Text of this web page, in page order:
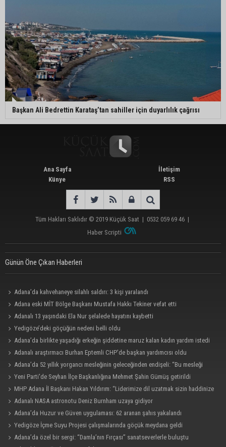
Başkan Ali Bedrettin Karataş’tan sahiller için duyarlılık çağrısı
Ana Sayfa
Künye
İletişim
RSS
Tüm Hakları Saklıdır © 2019 Küçük Saat | 0532 059 69 46 |
Haber Scripti
Günün Öne Çıkan Haberleri
Adana’da kahvehaneye silahlı saldırı: 3 kişi yaralandı
Adana eski MİT Bölge Başkanı Mustafa Hakkı Tekiner vefat etti
Adanalı 13 yaşındaki Ela Nur şelalede hayatını kaybetti
Yedigöze’deki göçüğün nedeni belli oldu
Adana’da birlikte yaşadığı erkeğin şiddetine maruz kalan kadın yardım istedi
Adanalı araştırmacı Burhan Eptemli CHP’de başkan yardımcısı oldu
Adana’da 52 yıllık yorgancı mesleğinin geleceğinden endişeli: “Bu mesleği
çocuğuma bile öğretemedim”
Yeni Parti'de Seyhan İlçe Başkanlığına Mehmet Şahin Gümüş getirildi
MHP Adana İl Başkanı Hakan Yıldırım: “Liderimize dil uzatmak sizin haddinize
değildir”
Adanalı NASA astronotu Deniz Burnham uzaya gidiyor
Adana’da Huzur ve Güven uygulaması: 62 aranan şahıs yakalandı
Yedigöze İçme Suyu Projesi çalışmalarında göçük meydana geldi
Adana’da özel bir sergi: “Damla’nın Fırçası” sanatseverlerle buluştu